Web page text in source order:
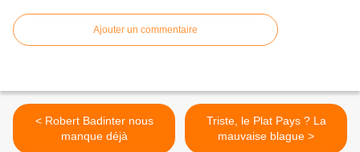
Ajouter un commentaire
< Robert Badinter nous
manque déjà
Triste, le Plat Pays ? La
mauvaise blague >